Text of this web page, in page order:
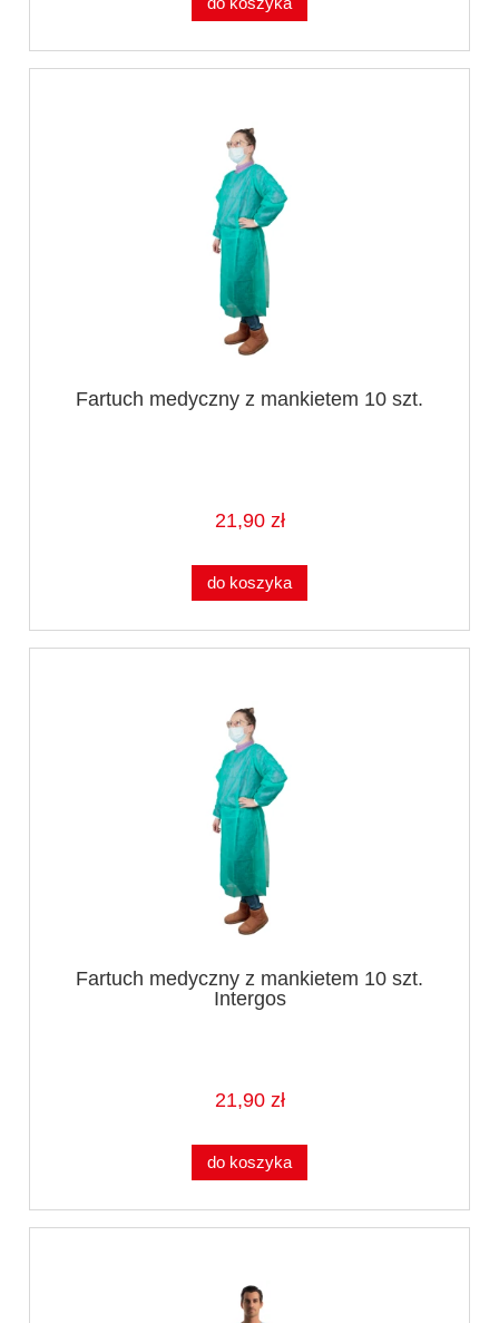
Fartuch medyczny z mankietem 10 szt.
21,90 zł
do koszyka
Fartuch medyczny z mankietem 10 szt.
Intergos
21,90 zł
do koszyka